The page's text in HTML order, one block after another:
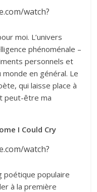
watch?
moi. L’univers
phénoménale –
personnels et
en général. Le
qui laisse place à
peut-être ma
I Could Cry
watch?
poétique populaire
à la première